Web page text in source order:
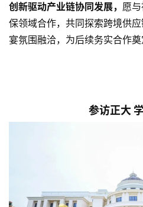
创新驱动产业链协同发展， 愿
保领域合作，共同探索跨境供
宴氛围融洽，为后续务实合作奠
参访正大